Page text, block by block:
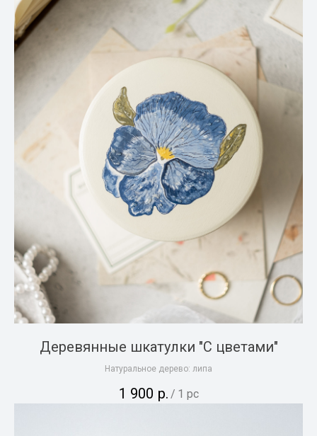
Деревянные шкатулки "С цветами"
Натуральное дерево: липа
1 900 р. / 1 pc